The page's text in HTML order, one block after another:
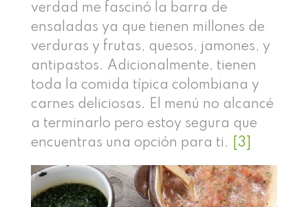
verdad me fascinó la barra de
ensaladas ya que tienen millones de
verduras y frutas, quesos, jamones, y
antipastos. Adicionalmente, tienen
toda la comida típica colombiana y
carnes deliciosas. El menú no alcancé
a terminarlo pero estoy segura que
encuentras una opción para ti.
[3]